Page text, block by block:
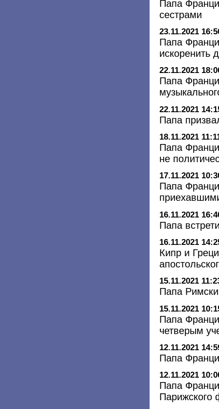
Папа
сестрами
23.11.2021
Папа
искоренить
22.11.2021
Папа
22.11.2021
Папа
18.11.2021
Папа
не
17.11.2021
Папа
16.11.2021
Папа
16.11.2021
Кипр и
15.11.2021
Папа
15.11.2021
Папа
четверым
12.11.2021
Папа
12.11.2021
Папа
Парижского